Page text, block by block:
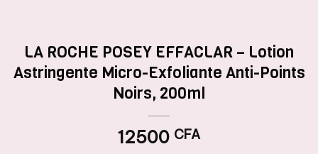
LA ROCHE POSEY EFFACLAR – Lotion
Astringente Micro-Exfoliante Anti-Points
Noirs, 200ml
12500 CFA